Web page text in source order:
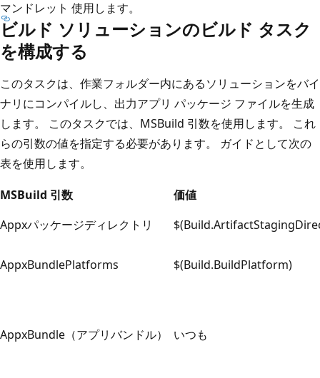
マンドレット 使用します。
ビルド ソリューションのビルド タスク
を構成する
このタスクは、作業フォルダー内にあるソリューションをバイ
ナリにコンパイルし、出力アプリ パッケージ ファイルを生成
します。 このタスクでは、MSBuild 引数を使用します。 これ
らの引数の値を指定する必要があります。 ガイドとして次の
表を使用します。
MSBuild 引数
価値
Appxパッケージディレクトリ
AppxBundlePlatforms $(Build.BuildPlatform)
AppxBundle（アプリバンドル） いつも